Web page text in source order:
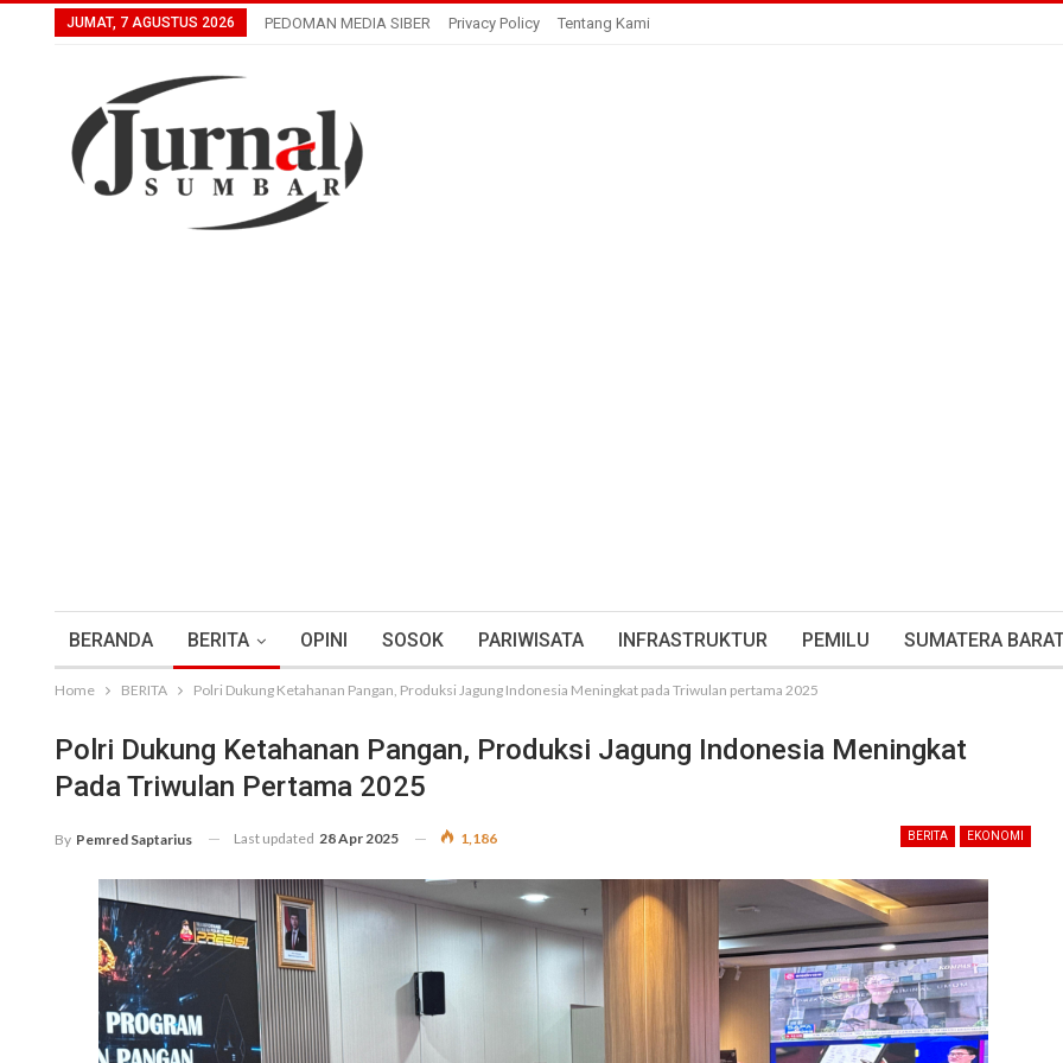
JUMAT, 7 AGUSTUS 2026 PEDOMAN MEDIA SIBER Privacy Policy Tentang Kami
BERANDA BERITA OPINI SOSOK PARIWISATA INFRASTRUKTUR PEMILU SUMATERA
Home BERITA Polri Dukung Ketahanan Pangan, Produksi Jagung Indonesia Meningkat pada Triwulan pertama 2025
Polri Dukung Ketahanan Pangan, Produksi Jagung Indonesia Meningkat
Pada Triwulan Pertama 2025
BERITA EKONOMI
By Pemred Saptarius Last updated 28 Apr 2025 1,186